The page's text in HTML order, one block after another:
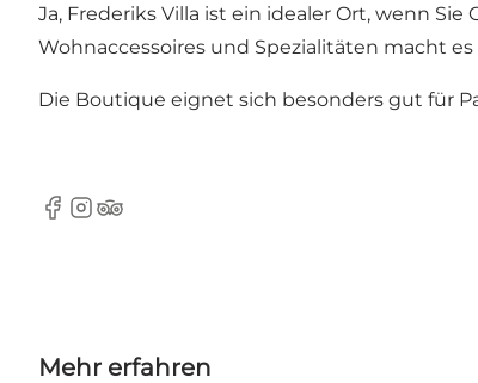
Ja, Frederiks Villa ist ein idealer Ort, wenn
Wohnaccessoires und Spezialitäten macht
Die Boutique eignet sich besonders gut für
Facebook
Instagram
TripAdvisor
Mehr erfahren